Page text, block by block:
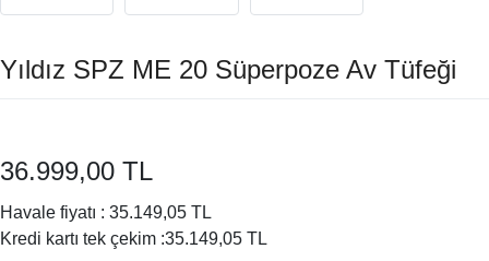
Yıldız SPZ ME 20 Süperpoze Av Tüfeği
36.999,00 TL
Havale fiyatı : 35.149,05 TL
Kredi kartı tek çekim :35.149,05 TL